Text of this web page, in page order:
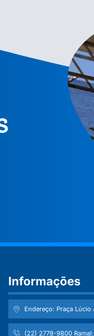
Informações
Endereço: Praça
(22) 2778-9800